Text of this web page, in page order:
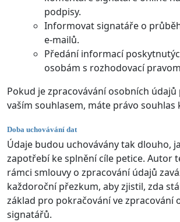
podpisy.
Informovat signatáře o
e-mailů.
Předání informací
osobám s rozhodovací
Pokud je zpracovávání osobních
vaším souhlasem, máte právo souhlas
Doba uchovávání dat
Údaje budou uchovávány tak dlouho,
zapotřebí ke splnění cíle petice. Autor
rámci smlouvy o zpracování údajů
každoroční přezkum, aby zjistil, zda
základ pro pokračování ve zpracování
signatářů.